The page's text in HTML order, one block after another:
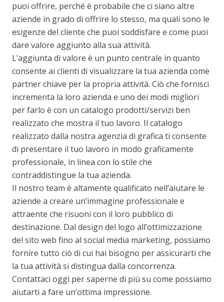
puoi offrire, perché è probabile che ci siano altre
aziende in grado di offrire lo stesso, ma quali sono le
esigenze del cliente che puoi soddisfare e come puoi
dare valore aggiunto alla sua attività.
L’aggiunta di valore è un punto centrale in quanto
consente ai clienti di visualizzare la tua azienda come
partner chiave per la propria attività. Ciò che fornisci
incrementa la loro azienda e uno dei modi migliori
per farlo è con un catalogo prodotti/servizi ben
realizzato che mostra il tuo lavoro. Il catalogo
realizzato dalla nostra agenzia di grafica ti consente
di presentare il tuo lavoro in modo graficamente
professionale, in linea con lo stile che
contraddistingue la tua azienda.
Il nostro team è altamente qualificato nell’aiutare le
aziende a creare un’immagine professionale e
attraente che risuoni con il loro pubblico di
destinazione. Dal design del logo all’ottimizzazione
del sito web fino al social media marketing, possiamo
fornire tutto ciò di cui hai bisogno per assicurarti che
la tua attività si distingua dalla concorrenza.
Contattaci oggi per saperne di più su come possiamo
aiutarti a fare un’ottima impressione.